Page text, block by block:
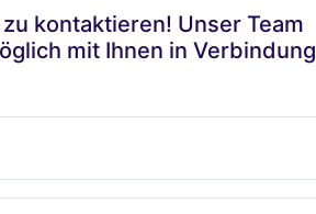
kontaktieren! Unser Team
mit Ihnen in Verbindung